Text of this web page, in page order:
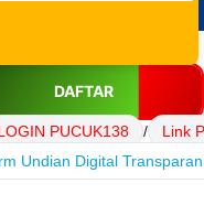
DAFTAR
PUCUK138 /
Link
Undian Digital